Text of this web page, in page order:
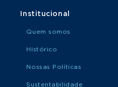
Institucional
Quem somos
Histórico
Nossas Políticas
Sustentabilidade